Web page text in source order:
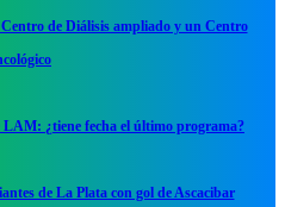
de Diálisis ampliado y un Centro
¿tiene fecha el último programa?
de La Plata con gol de Ascacibar